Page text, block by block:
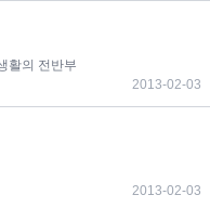
활의 전반부
2013-02-03
2013-02-03